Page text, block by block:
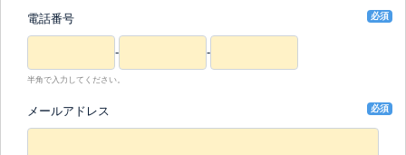
電話番号 必須
- -
半角で入力してください。
メールアドレス 必須